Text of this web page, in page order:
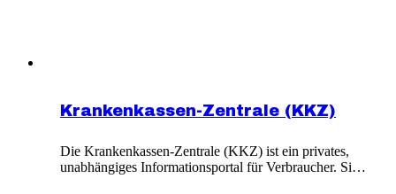
Krankenkassen-Zentrale (KKZ)
Die Krankenkassen-Zentrale (KKZ) ist ein privates,
unabhängiges Informationsportal für Verbraucher. Sie